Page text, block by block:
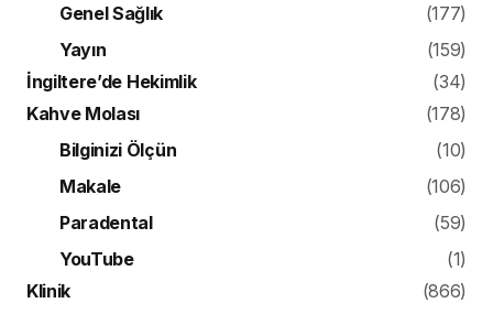
Genel Sağlık
(177)
Yayın
(159)
İngiltere’de Hekimlik
(34)
Kahve Molası
(178)
Bilginizi Ölçün
(10)
Makale
(106)
Paradental
(59)
YouTube
(1)
Klinik
(866)